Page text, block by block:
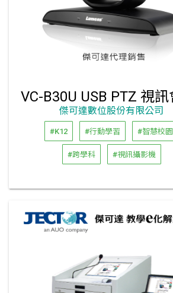
傑可達數位股份有限公司
#K12 #行動學習 #智慧校園
#跨學科 #視訊攝影機